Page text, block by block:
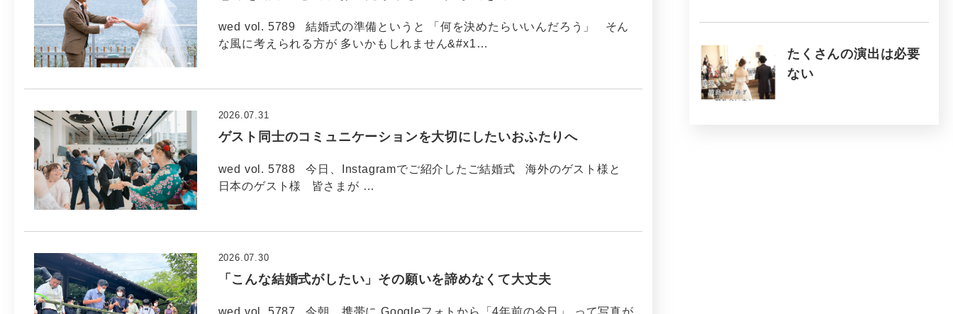
wed vol. 5789 結婚式の準備というと 「何を決めたらいいんだろう」 そん
な風に考えられる方が 多いかもしれません&#x1…
ゲスト同士のコミュニケーションを大切にしたいおふたりへ
2026.07.31
wed vol. 5788 今日、Instagramでご紹介したご結婚式 海外のゲスト様と
日本のゲスト様 皆さまが …
「こんな結婚式がしたい」その願いを諦めなくて大丈夫
2026.07.30
wed vol. 5787 今朝、携帯に Googleフォトから「4年前の今日」 って写真が
たくさんの演出は必要
ない